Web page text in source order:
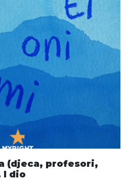
(djeca, profesori,
dio